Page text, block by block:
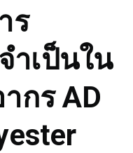
ร
ำเป็นใน
กร AD